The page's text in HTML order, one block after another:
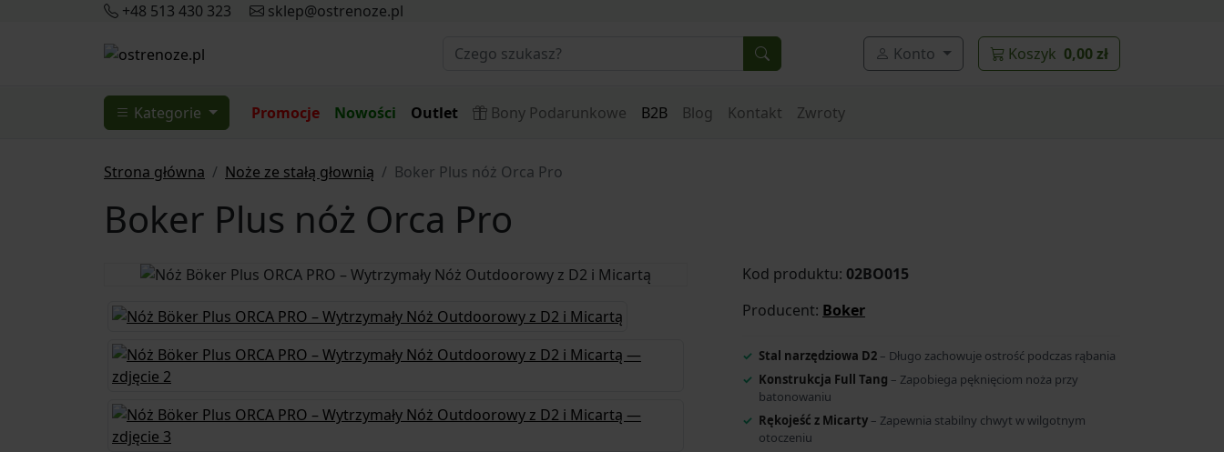
+48 513 430 323 sklep@ostrenoze.pl
Konto Koszyk 0,00 zł
Kategorie Promocje Nowości Outlet Bony Podarunkowe B2B Blog Kontakt Zwroty
Strona główna Noże ze stałą głownią Boker Plus nóż Orca Pro
Boker Plus nóż Orca Pro
Kod produktu: 02BO015
Producent: Boker
Stal narzędziowa D2 – Długo zachowuje ostrość podczas rąbania
Konstrukcja Full Tang – Zapobiega pęknięciom noża przy
batonowaniu
Rękojeść z Micarty – Zapewnia stabilny chwyt w wilgotnym
otoczeniu